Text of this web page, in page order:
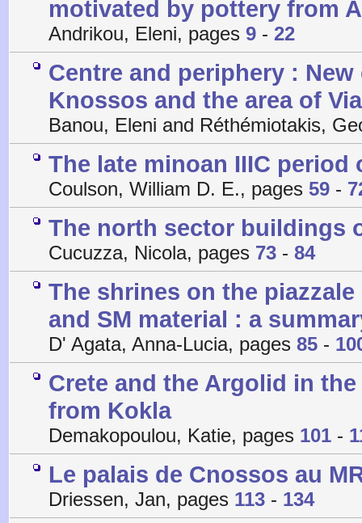
motivated by pottery from
Andrikou, Eleni, pages 9 - 22
Centre and periphery :
Knossos and the area of
Banou, Eleni and Réthémiotakis,
The late minoan IIIC
Coulson, William D. E., pages 59 -
The north sector buildings
Cucuzza, Nicola, pages 73 - 84
The shrines on the
and SM material : a
D' Agata, Anna-Lucia, pages 85 -
Crete and the Argolid in
from Kokla
Demakopoulou, Katie, pages 101 -
Le palais de Cnossos au
Driessen, Jan, pages 113 - 134